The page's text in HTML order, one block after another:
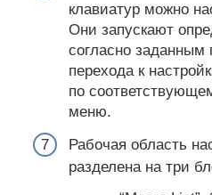
клавиатур можно
Они запускают
согласно
перехода к
по
меню.
Рабочая область
разделена на три